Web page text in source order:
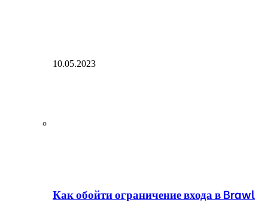
10.05.2023
Как обойти ограничение входа в Brawl